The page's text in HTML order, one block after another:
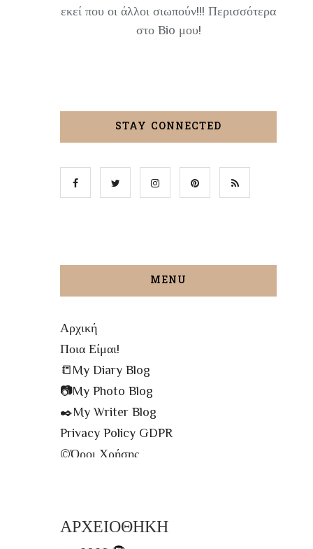
εκεί που οι άλλοι σιωπούν!!! Περισσότερα
στο Bio μου!
STAY CONNECTED
MENU
Αρχική
Ποια Είμαι!
📒My Diary Blog
📷My Photo Blog
✒️My Writer Blog
Privacy Policy GDPR
©️Όροι Χρήσης
ΑΡΧΕΙΟΘΗΚΗ